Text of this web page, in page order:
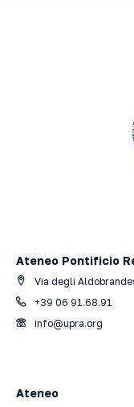
Ateneo Pontificio
Via degli
+39 06 91.68.91
info@upra.org
Ateneo